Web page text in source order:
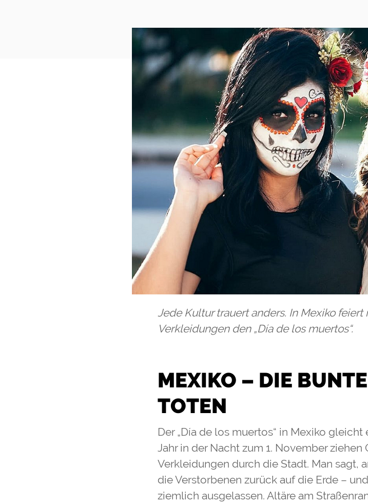
Jede Kultur trauert anders. In Mexiko feiert
Verkleidungen den „Día de los muertos“.
MEXIKO – DIE
TOTEN
Der „Día de los muertos“ in Mexiko
Jahr in der Nacht zum 1. November
Verkleidungen durch die Stadt. Man sagt,
die Verstorbenen zurück auf die Erde –
ziemlich ausgelassen. Altäre am